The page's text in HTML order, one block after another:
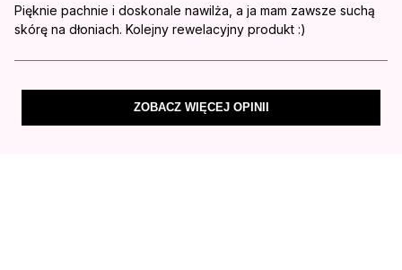
Pięknie pachnie i doskonale nawilża, a ja mam zawsze suchą
skórę na dłoniach. Kolejny rewelacyjny produkt :)
ZOBACZ WIĘCEJ OPINII